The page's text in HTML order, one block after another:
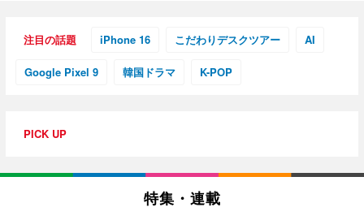
注目の話題 iPhone 16 こだわりデスクツアー AI
Google Pixel 9 韓国ドラマ K-POP
PICK UP
特集・連載